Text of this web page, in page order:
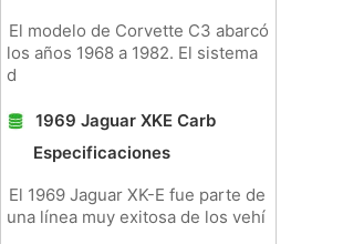
El modelo de Corvette C3 abarcó
los años 1968 a 1982. El sistema
d
1969 Jaguar XKE Carb
Especificaciones
El 1969 Jaguar XK-E fue parte de
una línea muy exitosa de los vehí